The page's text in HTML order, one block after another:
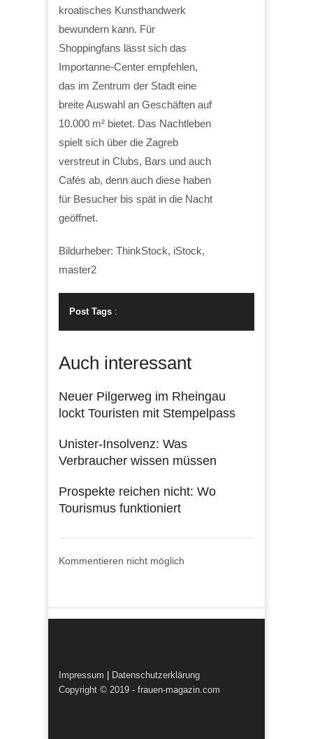
kroatisches Kunsthandwerk
bewundern kann. Für
Shoppingfans lässt sich das
Importanne-Center empfehlen,
das im Zentrum der Stadt eine
breite Auswahl an Geschäften auf
10.000 m² bietet. Das Nachtleben
spielt sich über die Zagreb
verstreut in Clubs, Bars und auch
Cafés ab, denn auch diese haben
für Besucher bis spät in die Nacht
geöffnet.
Bildurheber: ThinkStock, iStock,
master2
Post Tags :
Auch interessant
Neuer Pilgerweg im Rheingau
lockt Touristen mit Stempelpass
Unister-Insolvenz: Was
Verbraucher wissen müssen
Prospekte reichen nicht: Wo
Tourismus funktioniert
Kommentieren nicht möglich
Impressum
Datenschutzerklärung
Copyright © 2019 - frauen-magazin.com